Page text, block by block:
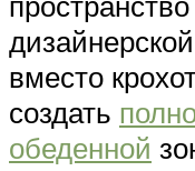
вместо
создать
обеденной